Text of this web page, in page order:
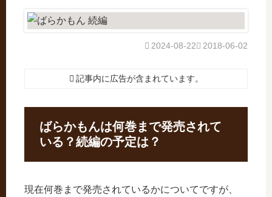
2018-06-02
2024-08-22
記事内に広告が含まれています。
ばらかもんは何巻まで発売されて
いる？続編の予定は？
現在何巻まで発売されているかについてですが、